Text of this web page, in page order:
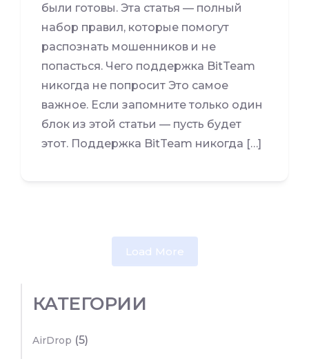
были готовы. Эта статья — полный
набор правил, которые помогут
распознать мошенников и не
попасться. Чего поддержка BitTeam
никогда не попросит Это самое
важное. Если запомните только один
блок из этой статьи — пусть будет
этот. Поддержка BitTeam никогда […]
Load More
КАТЕГОРИИ
AirDrop (5)